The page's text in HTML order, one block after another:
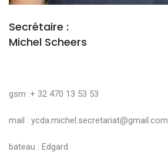
Secrétaire :
Michel Scheers
gsm :+ 32 470 13 53 53
mail : ycda.michel.secretariat@gmail.com
bateau : Edgard